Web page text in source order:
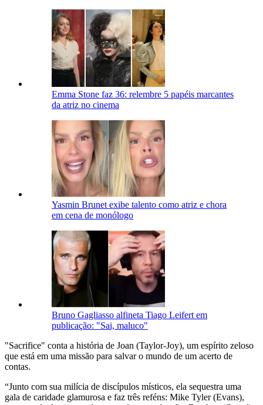
Emma Stone faz 36: relembre 5 papéis marcantes
da atriz no cinema
Yasmin Brunet exibe talento como atriz e chora
em cena de monólogo
Bruno Gagliasso alfineta Tiago Leifert em
publicação: "Sai, maluco"
"Sacrifice" conta a história de Joan (Taylor-Joy), um espírito zeloso
que está em uma missão para salvar o mundo de um acerto de
contas.
“Junto com sua milícia de discípulos místicos, ela sequestra uma
gala de caridade glamurosa e faz três reféns: Mike Tyler (Evans),